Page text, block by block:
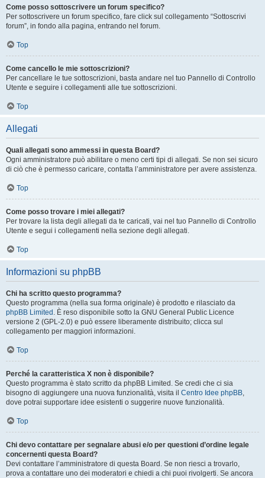
Come posso sottoscrivere un forum specifico?
Per sottoscrivere un forum specifico, fare click sul collegamento “Sottoscrivi
forum”, in fondo alla pagina, entrando nel forum.
Top
Come cancello le mie sottoscrizioni?
Per cancellare le tue sottoscrizioni, basta andare nel tuo Pannello di Controllo
Utente e seguire i collegamenti alle tue sottoscrizioni.
Top
Allegati
Quali allegati sono ammessi in questa Board?
Ogni amministratore può abilitare o meno certi tipi di allegati. Se non sei sicuro
di ciò che è permesso caricare, contatta l’amministratore per avere assistenza.
Top
Come posso trovare i miei allegati?
Per trovare la lista degli allegati da te caricati, vai nel tuo Pannello di Controllo
Utente e segui i collegamenti nella sezione degli allegati.
Top
Informazioni su phpBB
Chi ha scritto questo programma?
Questo programma (nella sua forma originale) è prodotto e rilasciato da
phpBB Limited . È reso disponibile sotto la GNU General Public Licence
versione 2 (GPL-2.0) e può essere liberamente distribuito; clicca sul
collegamento per maggiori informazioni.
Top
Perché la caratteristica X non è disponibile?
Questo programma è stato scritto da phpBB Limited. Se credi che ci sia
bisogno di aggiungere una nuova funzionalità, visita il Centro Idee phpBB,
dove potrai supportare idee esistenti o suggerire nuove funzionalità.
Top
Chi devo contattare per segnalare abusi e/o per questioni d’ordine legale
concernenti questa Board?
Devi contattare l’amministratore di questa Board. Se non riesci a trovarlo,
prova a contattare uno dei moderatori e chiedi a chi puoi rivolgerti. Se ancora